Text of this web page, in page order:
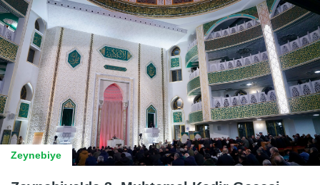
Zeynebiye